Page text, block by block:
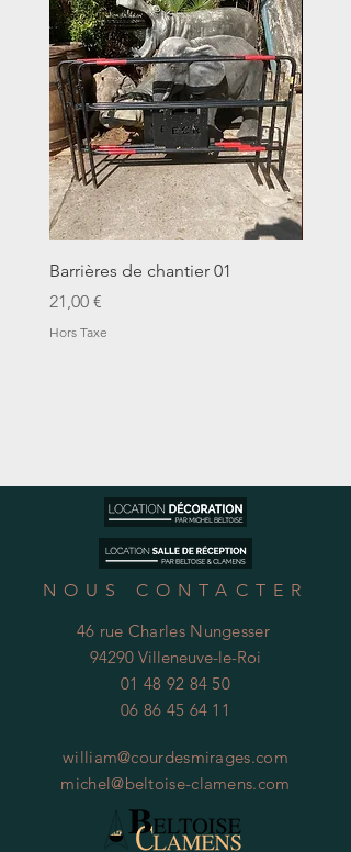
Barrières de chantier 01
Prix
21,00 €
Hors Taxe
NOUS CONTACTER
46 rue Charles Nungesser
94290 Villeneuve-le-Roi
01 48 92 84 50
06 86 45 64 11
william@courdesmirages.com
michel@beltoise-clamens.com